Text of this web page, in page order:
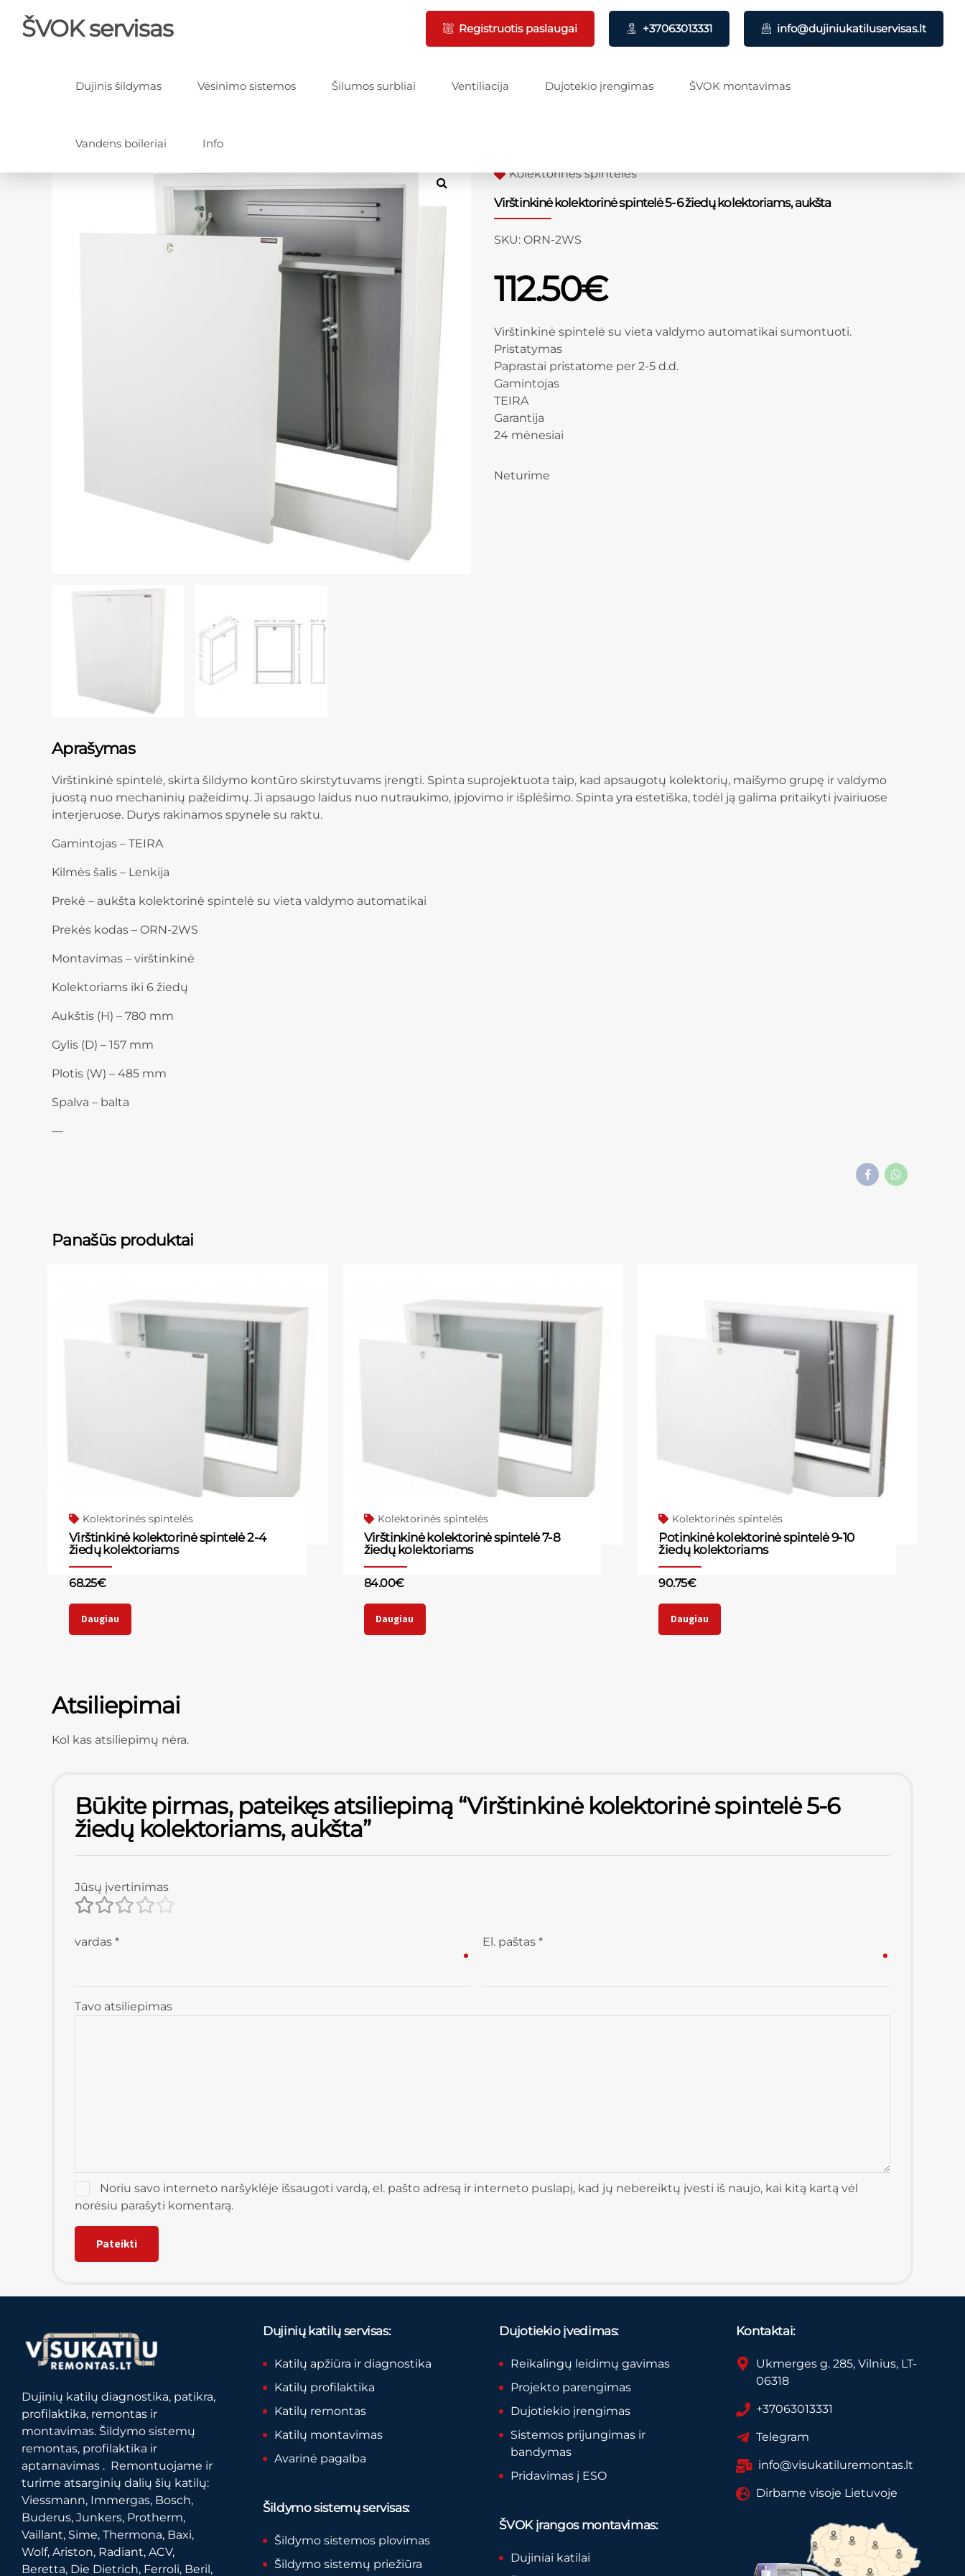
ŠVOK servisas Registruotis paslaugai +37063013331 info@dujiniukatiluservisas.lt
Dujinis šildymas Vėsinimo sistemos Šilumos surbliai Ventiliacija Dujotekio įrengimas ŠVOK montavimas
Vandens boileriai Info
Kolektorinės spintelės
Virštinkinė kolektorinė spintelė 5-6 žiedų kolektoriams, aukšta
SKU: ORN-2WS
112.50€
Virštinkinė spintelė su vieta valdymo automatikai sumontuoti.
Pristatymas
Paprastai pristatome per 2-5 d.d.
Gamintojas
TEIRA
Garantija
24 mėnesiai
Neturime
Aprašymas
Virštinkinė spintelė, skirta šildymo kontūro skirstytuvams įrengti. Spinta suprojektuota taip, kad apsaugotų kolektorių, maišymo grupę ir valdymo
juostą nuo mechaninių pažeidimų. Ji apsaugo laidus nuo nutraukimo, įpjovimo ir išplėšimo. Spinta yra estetiška, todėl ją galima pritaikyti įvairiuose
interjeruose. Durys rakinamos spynele su raktu.
Gamintojas – TEIRA
Kilmės šalis – Lenkija
Prekė – aukšta kolektorinė spintelė su vieta valdymo automatikai
Prekės kodas – ORN-2WS
Montavimas – virštinkinė
Kolektoriams iki 6 žiedų
Aukštis (H) – 780 mm
Gylis (D) – 157 mm
Plotis (W) – 485 mm
Spalva – balta
—
Panašūs produktai
Kolektorinės spintelės
Virštinkinė kolektorinė spintelė 2-4
žiedų kolektoriams
68.25€
Daugiau
Kolektorinės spintelės
Virštinkinė kolektorinė spintelė 7-8
žiedų kolektoriams
84.00€
Daugiau
Kolektorinės spintelės
Potinkinė kolektorinė spintelė 9-10
žiedų kolektoriams
90.75€
Daugiau
Atsiliepimai
Kol kas atsiliepimų nėra.
Būkite pirmas, pateikęs atsiliepimą “Virštinkinė kolektorinė spintelė 5-6
žiedų kolektoriams, aukšta”
Jūsų įvertinimas
Tavo atsiliepimas
vardas * El. paštas *
Noriu savo interneto naršyklėje išsaugoti vardą, el. pašto adresą ir interneto puslapį, kad jų nebereiktų įvesti iš naujo, kai kitą kartą vėl
norėsiu parašyti komentarą.
Dujinių katilų diagnostika, patikra,
profilaktika, remontas ir
montavimas. Šildymo sistemų
remontas, profilaktika ir
aptarnavimas . Remontuojame ir
turime atsarginių dalių šių katilų:
Viessmann, Immergas, Bosch,
Buderus, Junkers, Protherm,
Vaillant, Sime, Thermona, Baxi,
Wolf, Ariston, Radiant, ACV,
Beretta, Die Dietrich, Ferroli, Beril,
Dujinių katilų servisas:
Katilų apžiūra ir diagnostika
Katilų profilaktika
Katilų remontas
Katilų montavimas
Avarinė pagalba
Šildymo sistemų servisas:
Šildymo sistemos plovimas
Šildymo sistemų priežiūra
Dujotiekio įvedimas:
Reikalingų leidimų gavimas
Projekto parengimas
Dujotiekio įrengimas
Sistemos prijungimas ir
bandymas
Pridavimas į ESO
ŠVOK įrangos montavimas:
Dujiniai katilai
Kontaktai:
Ukmerges g. 285, Vilnius, LT-
06318
+37063013331
Telegram
info@visukatiluremontas.lt
Dirbame visoje Lietuvoje